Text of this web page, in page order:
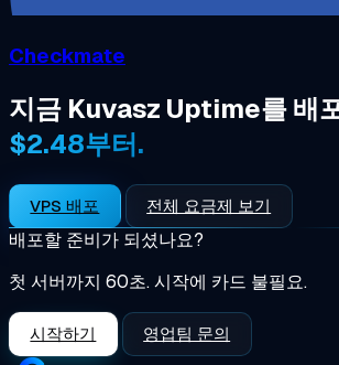
Checkmate
지금 Kuvasz Uptime를 배
$2.48부터.
VPS 배포 전체 요금제 보기
배포할 준비가 되셨나요?
첫 서버까지 60초. 시작에 카드 불필요.
시작하기 영업팀 문의